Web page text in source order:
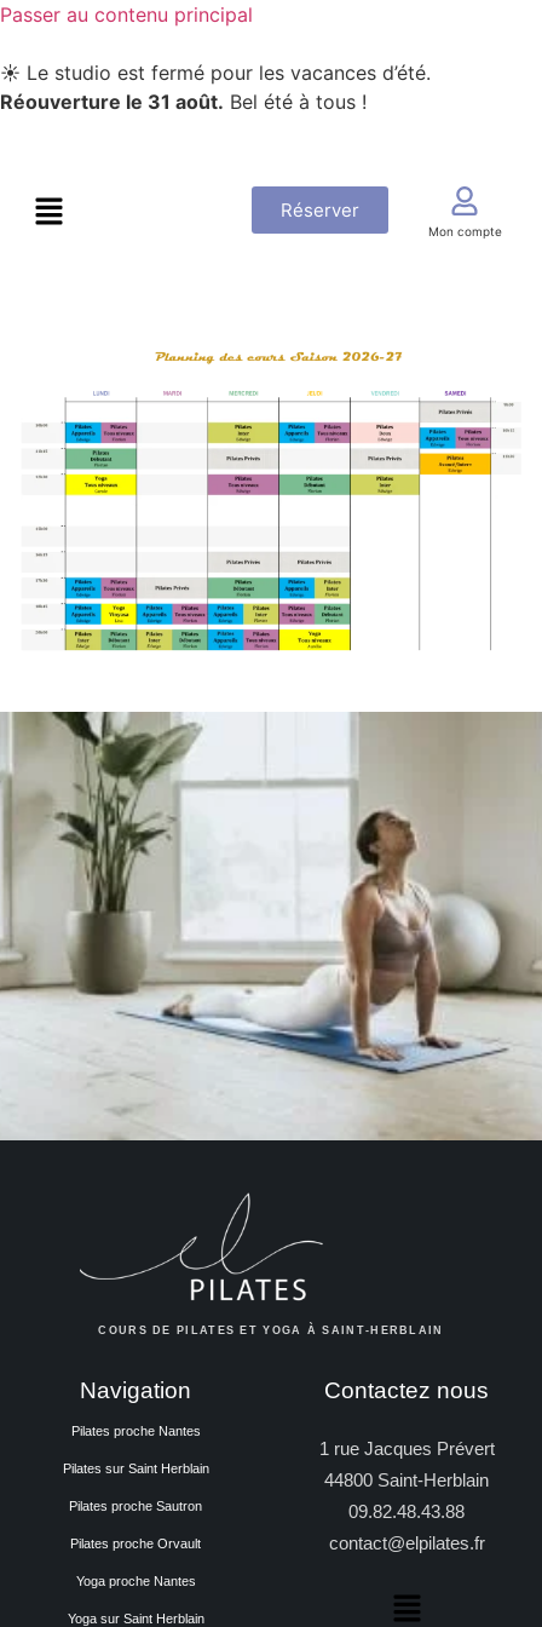
Passer au contenu principal
☀️ Le studio est fermé pour les vacances d’été.
Réouverture le 31 août. Bel été à tous !
Réserver
Mon compte
COURS DE PILATES ET YOGA À SAINT-HERBLAIN
Navigation
Pilates proche Nantes
Pilates sur Saint Herblain
Pilates proche Sautron
Pilates proche Orvault
Yoga proche Nantes
Yoga sur Saint Herblain
Contactez nous
1 rue Jacques Prévert
44800 Saint-Herblain
09.82.48.43.88
contact@elpilates.fr